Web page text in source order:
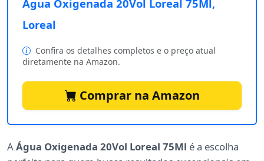
Água Oxigenada 20Vol Loreal 75Ml,
Loreal
Confira os detalhes completos e o preço atual
diretamente na Amazon.
Comprar na Amazon
AÁgua Oxigenada 20Vol Loreal 75Ml é a escolha